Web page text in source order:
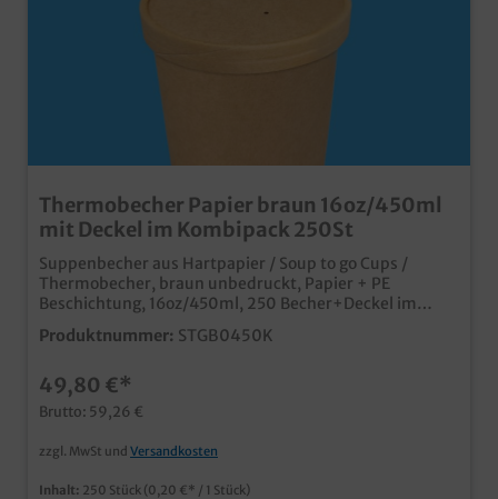
Thermobecher Papier braun 16oz/450ml
mit Deckel im Kombipack 250St
Suppenbecher aus Hartpapier / Soup to go Cups /
Thermobecher, braun unbedruckt, Papier + PE
Beschichtung, 16oz/450ml, 250 Becher+Deckel im
Karton (Kombipack, jeweils 10x25) hochwertiger und
moderner Thermobecher aus Papiermit PE
umweltfreundlicher aus ein geschäumter Becher
wertiger Gesamteindruck, doppelwandig und gut
isolierendidealer Soup to go Becher, aber auch für
Eiskrem geeignet praktisches Kombipack aus Bechern
und Deckel ab 50.000 Stück auch individuell
bedruckbar, wenden Sie ich einfach an unseren
Produktnummer: STGB0450K
49,80 €*
Brutto: 59,26 €
zzgl. MwSt und Versandkosten
Inhalt: 250 Stück (0,20 €* / 1 Stück)